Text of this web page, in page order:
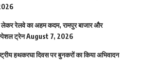
लेकर रेलवे का अहम कदम, रामपुर बाजार और
ट्रेनAugust 7, 2026
हथकरघा दिवस पर बुनकरों का किया अभिवादन